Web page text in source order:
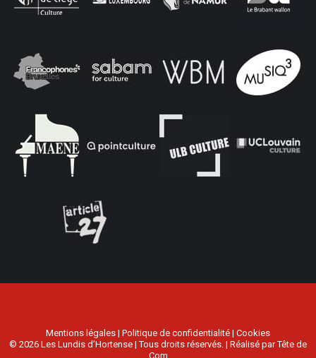
Mentions légales | Politique de confidentialité | Cookies
© 2026 Les Lundis d’Hortense | Tous droits réservés. | Réalisé parTête de
Com